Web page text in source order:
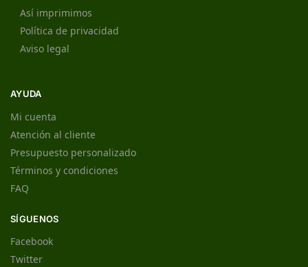
Así imprimimos
Política de privacidad
Aviso legal
AYUDA
Mi cuenta
Atención al cliente
Presupuesto personalizado
Términos y condiciones
FAQ
SÍGUENOS
Facebook
Twitter